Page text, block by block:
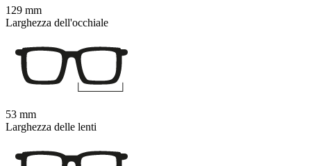
129 mm
Larghezza dell'occhiale
53 mm
Larghezza delle lenti